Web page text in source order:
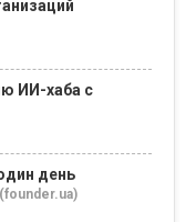
ИИ-хаба с
день
(founder.ua)